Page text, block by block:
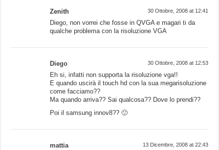
Zenith 30 Ottobre, 2008 at 12:41
Diego, non vorrei che fosse in QVGA e magari ti da
qualche problema con la risoluzione VGA
Diego 30 Ottobre, 2008 at 12:53
Eh si, infatti non supporta la risoluzione vga!!
E quando uscirà il touch hd con la sua megarisoluzione
come facciamo??
Ma quando arriva?? Sai qualcosa?? Dove lo prendi??
Poi il samsung innov8?? 🙂
mattia 13 Dicembre, 2008 at 22:43